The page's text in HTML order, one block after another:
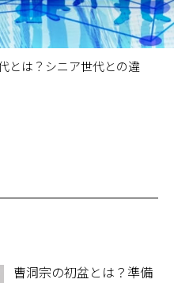
とは？シニア世代との違
曹洞宗の初盆とは？準備